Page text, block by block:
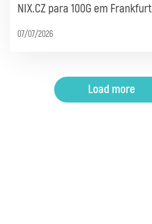
NIX.CZ para 100G em Frankfurt
07/07/2026
Load more